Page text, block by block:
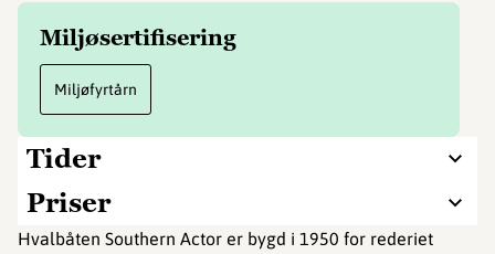
Tider
Priser
Hvalbåten Southern Actor er bygd i 1950 for rederiet
Miljøsertifisering
Miljøfyrtårn